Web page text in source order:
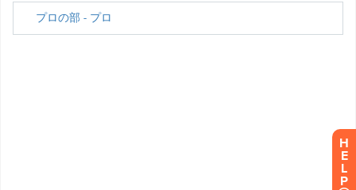
H
E
L
P